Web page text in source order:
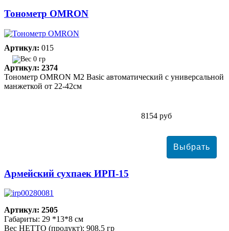
Тонометр ОMRON
Артикул: 015
0 гр
Артикул: 2374
Тонометр ОMRON M2 Basic автоматический с универсальной
манжеткой от 22-42см
8154 руб
Армейский сухпаек ИРП-15
Артикул: 2505
Габариты: 29 *13*8 см
Вес НЕТТО (продукт): 908.5 гр